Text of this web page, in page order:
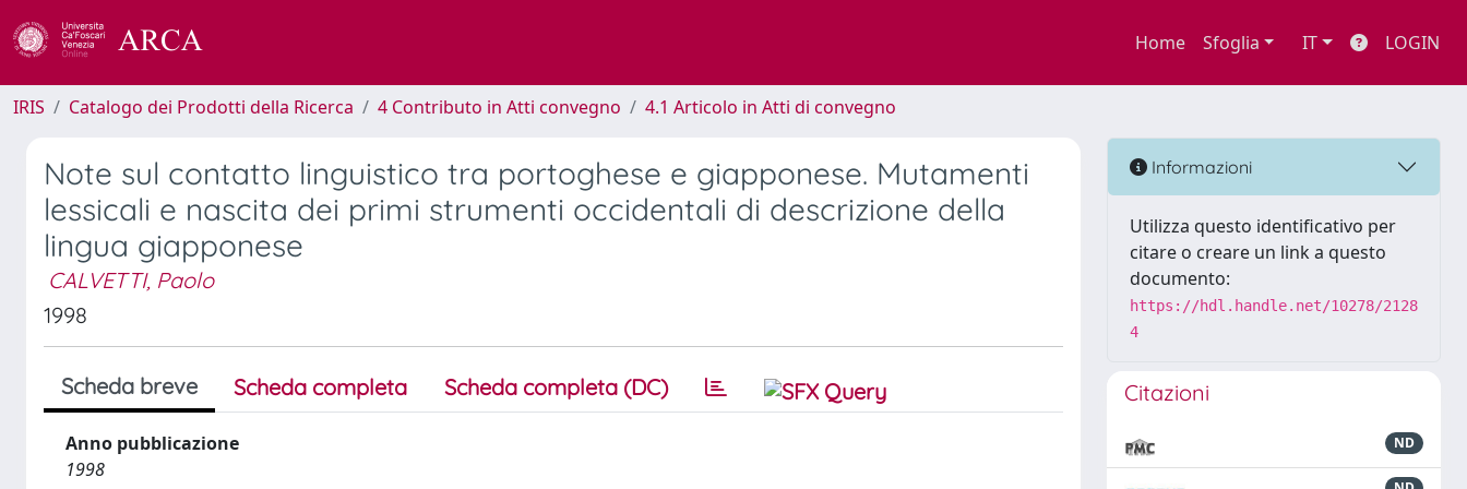
Home Sfoglia IT LOGIN
IRIS Catalogo dei Prodotti della Ricerca 4 Contributo in Atti convegno 4.1 Articolo in Atti di convegno
Note sul contatto linguistico tra portoghese e giapponese. Mutamenti
lessicali e nascita dei primi strumenti occidentali di descrizione della
lingua giapponese
CALVETTI, Paolo
1998
Scheda breve Scheda completa Scheda completa (DC)
Anno pubblicazione
1998
Informazioni
Utilizza questo identificativo per
citare o creare un link a questo
documento:
https://hdl.handle.net/10278/2128
4
Citazioni
ND